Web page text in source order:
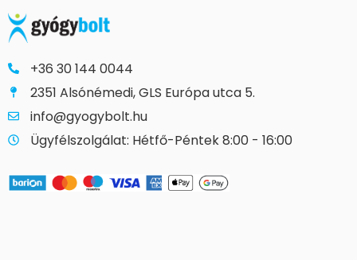
+36 30 144 0044
2351 Alsónémedi, GLS Európa utca 5.
info@gyogybolt.hu
Ügyfélszolgálat: Hétfő-Péntek 8:00 - 16:00